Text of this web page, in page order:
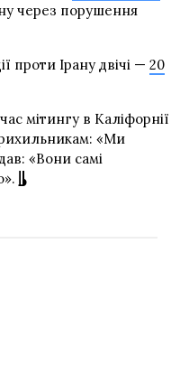
через порушення
проти Ірану двічі — 20
мітингу в Каліфорнії
«Ми
«Вони самі